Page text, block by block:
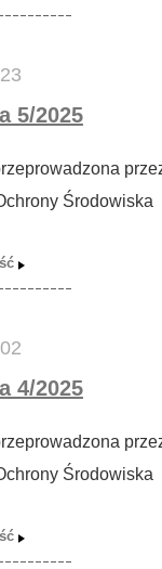
5/2025
Środowiska
4/2025
Środowiska